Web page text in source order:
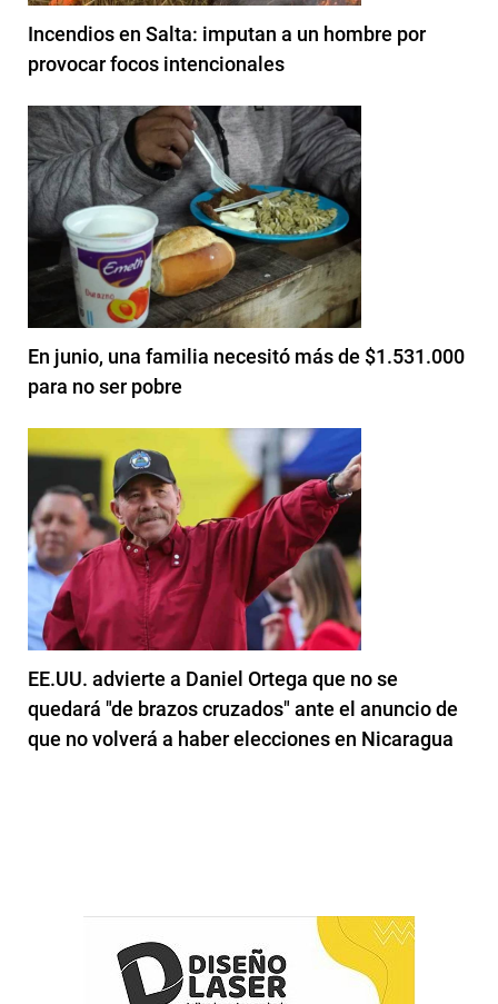
Incendios en Salta: imputan a un hombre por
provocar focos intencionales
En junio, una familia necesitó más de $1.531.000
para no ser pobre
EE.UU. advierte a Daniel Ortega que no se
quedará "de brazos cruzados" ante el anuncio de
que no volverá a haber elecciones en Nicaragua